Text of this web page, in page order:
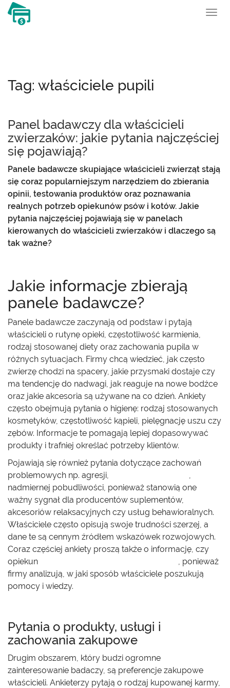
Tag: właściciele pupili
Panel badawczy dla właścicieli
zwierzaków: jakie pytania najczęściej
się pojawiają?
Panele badawcze skupiające właścicieli zwierząt stają
się coraz popularniejszym narzędziem do zbierania
opinii, testowania produktów oraz poznawania
realnych potrzeb opiekunów psów i kotów. Jakie
pytania najczęściej pojawiają się w panelach
kierowanych do właścicieli zwierzaków i dlaczego są
tak ważne?
Jakie informacje zbierają
panele badawcze?
Panele badawcze zaczynają od podstaw i pytają
właścicieli o rutynę opieki, częstotliwość karmienia,
rodzaj stosowanej diety oraz zachowania pupila w
różnych sytuacjach. Firmy chcą wiedzieć, jak często
zwierzę chodzi na spacery, jakie przysmaki dostaje czy
ma tendencję do nadwagi, jak reaguje na nowe bodźce
oraz jakie akcesoria są używane na co dzień. Ankiety
często obejmują pytania o higienę: rodzaj stosowanych
kosmetyków, częstotliwość kąpieli, pielęgnację uszu czy
zębów. Informacje te pomagają lepiej dopasowywać
produkty i trafniej określać potrzeby klientów.
Pojawiają się również pytania dotyczące zachowań
problemowych np. agresji,
,
nadmiernej pobudliwości, ponieważ stanowią one
ważny sygnał dla producentów suplementów,
akcesoriów relaksacyjnych czy usług behawioralnych.
Właściciele często opisują swoje trudności szerzej, a
dane te są cennym źródłem wskazówek rozwojowych.
Coraz częściej ankiety proszą także o informację, czy
opiekun
, ponieważ
firmy analizują, w jaki sposób właściciele poszukują
pomocy i wiedzy.
Pytania o produkty, usługi i
zachowania zakupowe
Drugim obszarem, który budzi ogromne
zainteresowanie badaczy, są preferencje zakupowe
właścicieli. Ankieterzy pytają o rodzaj kupowanej karmy,